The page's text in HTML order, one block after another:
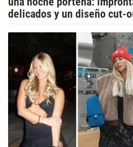
delicados y un diseño cut-